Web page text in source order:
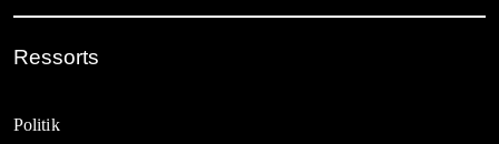
Ressorts
Politik